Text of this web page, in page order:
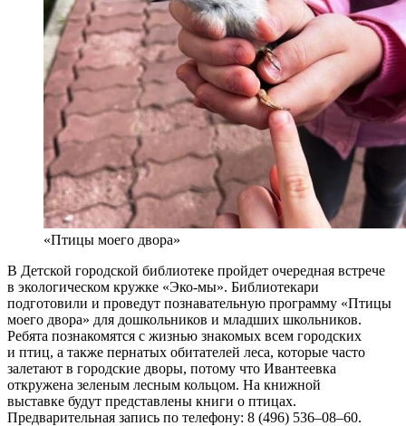
«Птицы моего двора»
В Детской городской библиотеке пройдет очередная встрече
в экологическом кружке «Эко-мы». Библиотекари
подготовили и проведут познавательную программу «Птицы
моего двора» для дошкольников и младших школьников.
Ребята познакомятся с жизнью знакомых всем городских
и птиц, а также пернатых обитателей леса, которые часто
залетают в городские дворы, потому что Ивантеевка
откружена зеленым лесным кольцом. На книжной
выставке будут представлены книги о птицах.
Предварительная запись по телефону: 8 (496) 536–08–60.